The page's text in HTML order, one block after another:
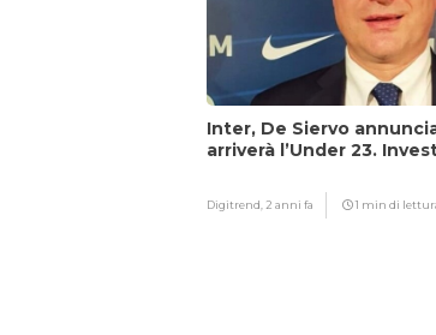
Inter, De Siervo
arriverà l’Under 23.
Digitrend,2 anni fa 1 min di